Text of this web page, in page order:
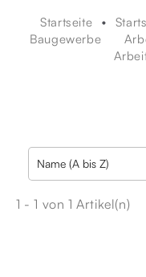
Startseite
Baugewerbe
Name (A bis Z)
1 - 1 von 1 Artikel(n)